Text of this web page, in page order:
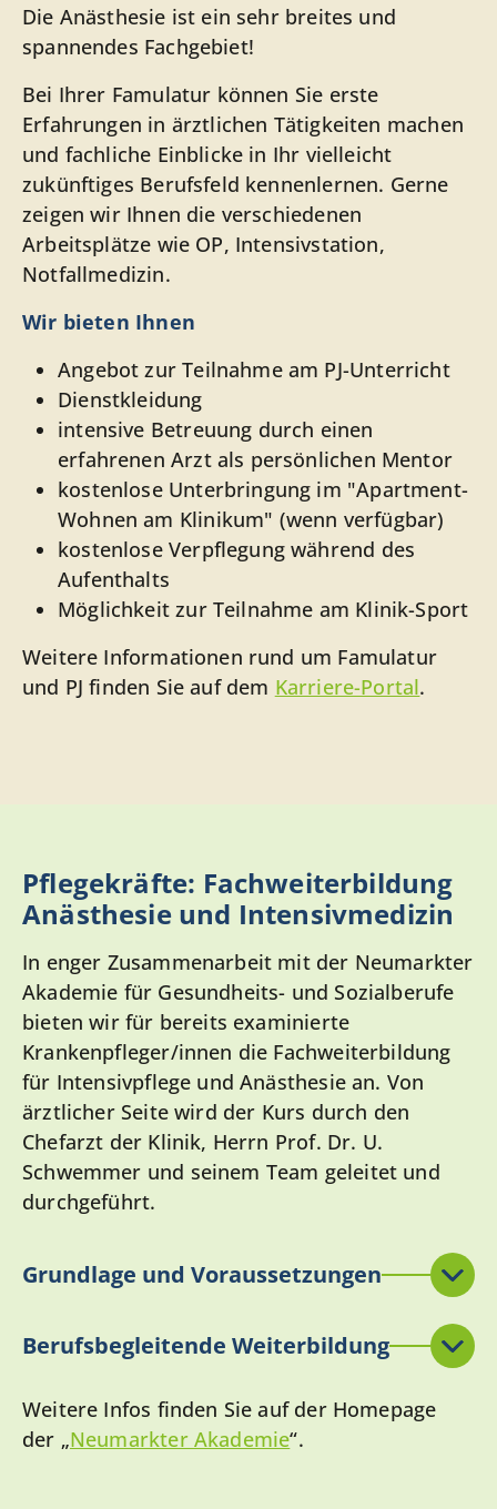
Die Anästhesie ist ein sehr breites und
spannendes Fachgebiet!
Bei Ihrer Famulatur können Sie erste
Erfahrungen in ärztlichen Tätigkeiten machen
und fachliche Einblicke in Ihr vielleicht
zukünftiges Berufsfeld kennenlernen. Gerne
zeigen wir Ihnen die verschiedenen
Arbeitsplätze wie OP, Intensivstation,
Notfallmedizin.
Wir bieten Ihnen
Angebot zur Teilnahme am PJ-Unterricht
Dienstkleidung
intensive Betreuung durch einen
erfahrenen Arzt als persönlichen Mentor
kostenlose Unterbringung im "Apartment-
Wohnen am Klinikum" (wenn verfügbar)
kostenlose Verpflegung während des
Aufenthalts
Möglichkeit zur Teilnahme am Klinik-Sport
Weitere Informationen rund um Famulatur
und PJ finden Sie auf dem Karriere-Portal.
Pflegekräfte: Fachweiterbildung
Anästhesie und Intensivmedizin
In enger Zusammenarbeit mit der Neumarkter
Akademie für Gesundheits- und Sozialberufe
bieten wir für bereits examinierte
Krankenpfleger/innen die Fachweiterbildung
für Intensivpflege und Anästhesie an. Von
ärztlicher Seite wird der Kurs durch den
Chefarzt der Klinik, Herrn Prof. Dr. U.
Schwemmer und seinem Team geleitet und
durchgeführt.
Grundlage und Voraussetzungen
Berufsbegleitende Weiterbildung
Weitere Infos finden Sie auf der Homepage
der „Neumarkter Akademie“.